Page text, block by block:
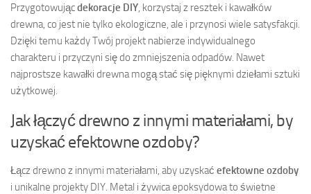
Przygotowującdekoracje DIY , korzystaj z resztek i kawałków
drewna, co jest nie tylko ekologiczne, ale i przynosi wiele satysfakcji.
Dzięki temu każdy Twój projekt nabierze indywidualnego
charakteru i przyczyni się do zmniejszenia odpadów. Nawet
najprostsze kawałki drewna mogą stać się pięknymi dziełami sztuki
użytkowej.
Jak łączyć drewno z innymi materiałami, by
uzyskać efektowne ozdoby?
Łącz drewno z innymi materiałami, aby uzyskać efektowne ozdoby
i unikalne projekty DIY. Metal i żywica epoksydowa to świetne